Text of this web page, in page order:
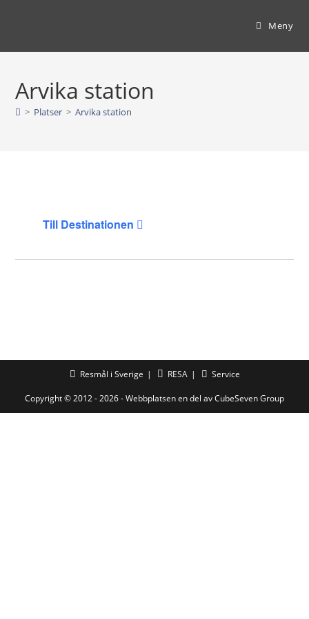
Meny
Arvika station
> Platser > Arvika station
Till Destinationen
Resmål i Sverige RESA Service
Copyright © 2012 - 2026 - Webbplatsen en del avCubeSeven Group